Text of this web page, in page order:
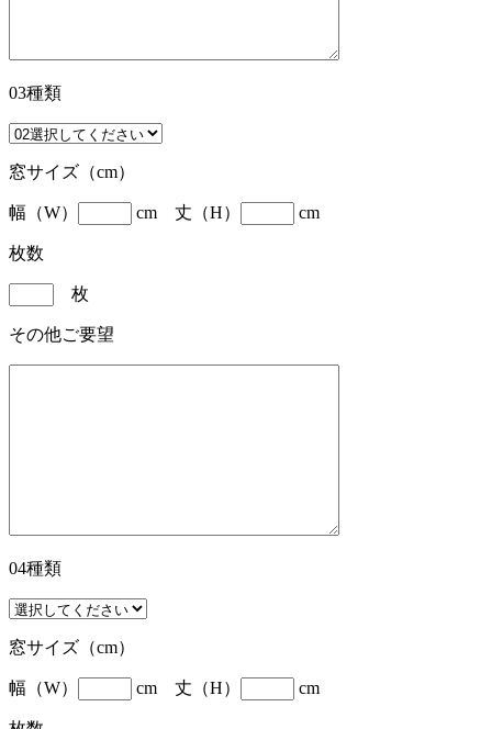
03種類
窓サイズ（cm）
幅（W） cm 丈（H） cm
枚数
枚
その他ご要望
04種類
窓サイズ（cm）
幅（W） cm 丈（H） cm